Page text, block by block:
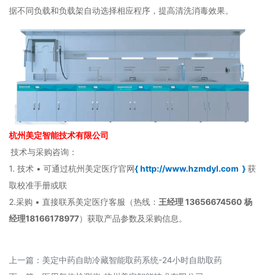
据不同负载和负载架自动选择相应程序，提高清洗消毒效果。
杭州美定智能技术有限公司
技术与采购咨询：
1. 技术 • 可通过杭州美定医疗官网{http://www.hzmdyl.com }获
取校准手册或联
2.采购 • 直接联系美定医疗客服（热线： 王经理13656674560 杨
经理18166178977）获取产品参数及采购信息。
上一篇： 美定中药自助冷藏智能取药系统-24小时自助取药